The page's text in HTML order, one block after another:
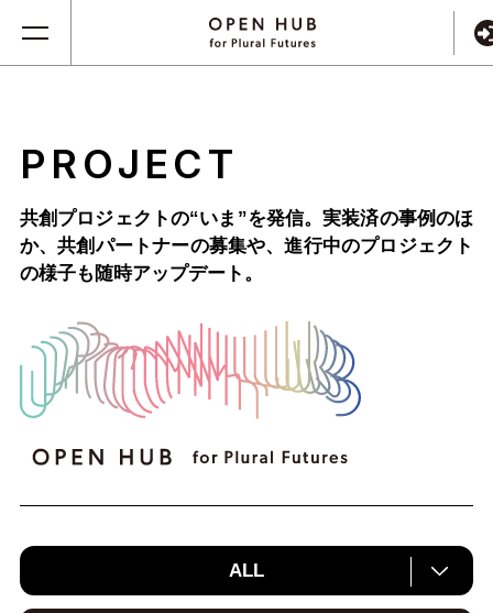
PROJECT
共創プロジェクトの“いま”を発信。実装済の事例のほ
か、共創パートナーの募集や、進行中のプロジェクト
の様子も随時アップデート。
ALL